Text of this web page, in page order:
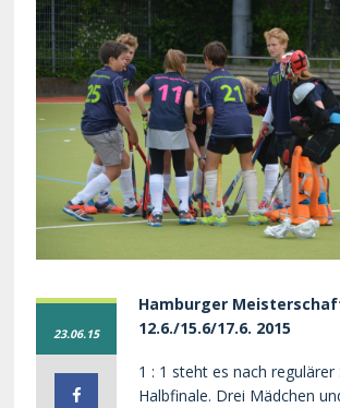
23.06.15
Hamburger
12.6./15.6/17.6. 2015
1 : 1 steht es nach regulärer
Halbfinale. Drei Mädchen